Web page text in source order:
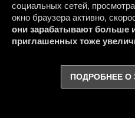
социальных сетей,
окно браузера активно,
они зарабатывают больше
приглашенных тоже
ПОДРОБНЕЕ О